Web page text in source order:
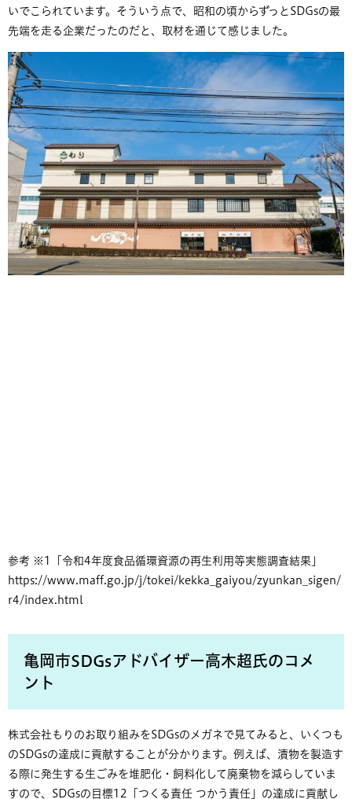
いでこられています。そういう点で、昭和の頃からずっとSDGsの最
先端を走る企業だったのだと、取材を通じて感じました。
参考 ※1「令和4年度食品循環資源の再生利用等実態調査結果」
https://www.maff.go.jp/j/tokei/kekka_gaiyou/zyunkan_sigen/
r4/index.html
亀岡市SDGsアドバイザー高木超氏のコメ
ント
株式会社もりのお取り組みをSDGsのメガネで見てみると、いくつも
のSDGsの達成に貢献することが分かります。例えば、漬物を製造す
る際に発生する生ごみを堆肥化・飼料化して廃棄物を減らしていま
すので、SDGsの目標12「つくる責任 つかう責任」の達成に貢献し